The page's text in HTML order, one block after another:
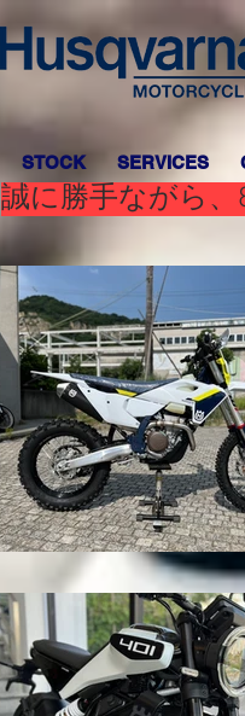
STOCK SERVICES
誠に勝手ながら